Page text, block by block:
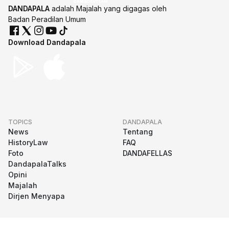
DANDAPALA adalah Majalah yang digagas oleh
Badan Peradilan Umum
Download Dandapala
TOPICS
News
HistoryLaw
Foto
DandapalaTalks
Opini
Majalah
Dirjen Menyapa
DANDAPALA
Tentang
FAQ
DANDAFELLAS